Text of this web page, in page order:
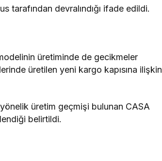
tarafından devralındığı ifade edildi.
üretiminde de gecikmeler
üretilen yeni kargo kapısına ilişkin
üretim geçmişi bulunan CASA
belirtildi.